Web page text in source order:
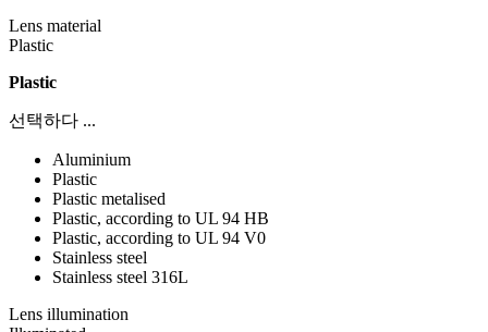
Lens material
Plastic
Plastic
선택하다 ...
Aluminium
Plastic
Plastic metalised
Plastic, according to UL 94 HB
Plastic, according to UL 94 V0
Stainless steel
Stainless steel 316L
Lens illumination